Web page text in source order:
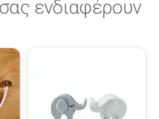
ενδιαφέρουν